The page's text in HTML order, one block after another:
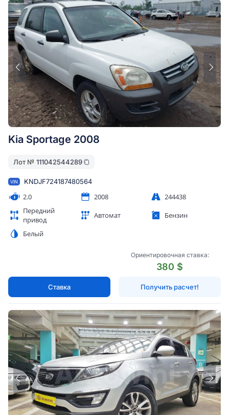
Kia Sportage 2008
Лот № 111042544289
VIN KNDJF724187480564
2.0 2008
244438
Передний
привод
Автомат
Бензин
Белый
Ориентировочная ставка:
380 $
Ставка Получить расчет!